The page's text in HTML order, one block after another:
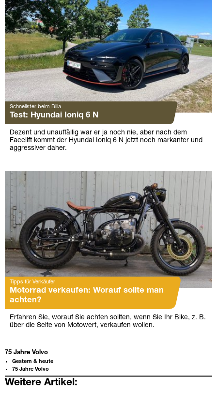
Schnellster beim Billa
Test: Hyundai Ioniq 6 N
Dezent und unauffällig war er ja noch nie, aber nach dem
Facelift kommt der Hyundai Ioniq 6 N jetzt noch markanter und
aggressiver daher.
Tipps für Verkäufer
Motorrad verkaufen: Worauf sollte man
achten?
Erfahren Sie, worauf Sie achten sollten, wenn Sie Ihr Bike, z. B.
über die Seite von Motowert, verkaufen wollen.
75 Jahre Volvo
Gestern & heute
75 Jahre Volvo
Weitere Artikel: